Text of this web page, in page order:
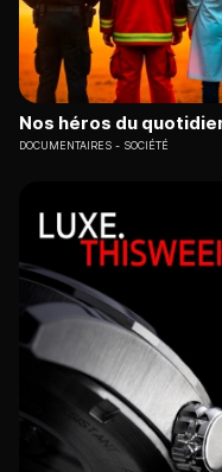
Nos héros du
DOCUMENTAIRES SOCIÉTÉ